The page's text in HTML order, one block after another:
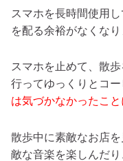
スマホを長時間使用
を配る余裕がなくなり
スマホを止めて、散
行ってゆっくりとコー
は気づかなかったこ
散歩中に素敵なお店
敵な音楽を楽しんだ